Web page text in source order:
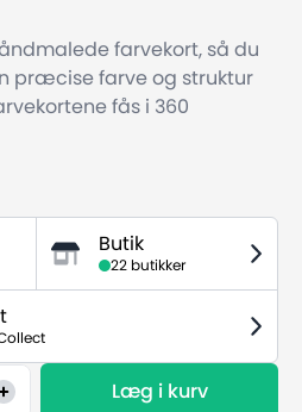
farvekort, så du
præcise farve og struktur
fås i 360
Butik
22 butikker
Læg i kurv